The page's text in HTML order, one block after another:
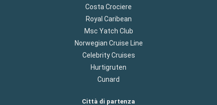
Costa Crociere
Royal Caribean
Msc Yatch Club
Norwegian Cruise Line
Celebrity Cruises
Hurtigruten
Cunard
Città di partenza